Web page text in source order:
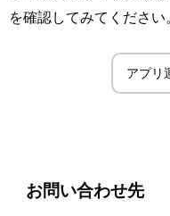
を確認してみてください
アプリ
お問い合わせ先